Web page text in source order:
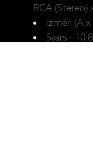
RCA (Stereo)
Izmēri (A
Svars -